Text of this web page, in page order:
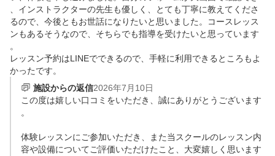
、インストラクターの先生も優しく、とても丁寧に教えてくださ
るので、今後ともお世話になりたいと思いました。コースレッス
ンもあるそうなので、そちらでも指導を受けたいと思っています
。
レッスン予約はLINEでできるので、手軽に利用できるところもよ
かったです。
施設からの返信2026年7月10日
この度は嬉しい口コミをいただき、誠にありがとうございます
。
体験レッスンにご参加いただき、また当スクールのレッスン内
容や設備についてご評価いただけたこと、大変嬉しく思います